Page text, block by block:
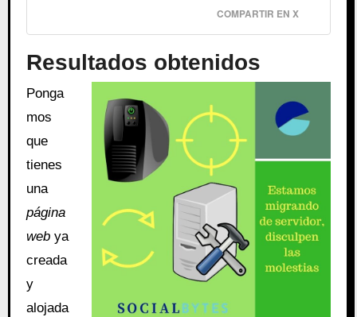
COMPARTIR EN X
Resultados obtenidos
Ponga
mos
que
tienes
una
página
webya
creada
y
alojada